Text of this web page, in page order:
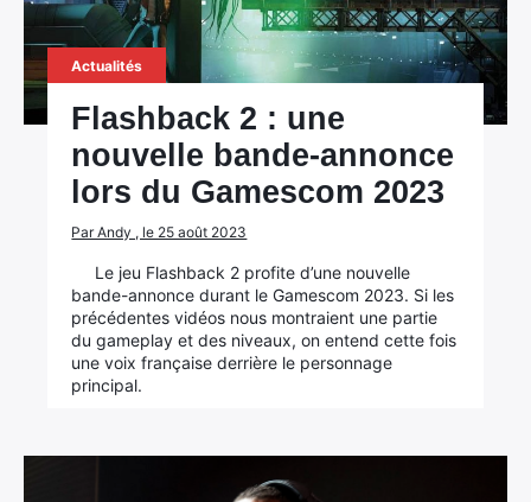
Actualités
Flashback 2 : une
nouvelle bande-annonce
lors du Gamescom 2023
Par Andy , le 25 août 2023
Le jeu Flashback 2 profite d’une nouvelle
bande-annonce durant le Gamescom 2023. Si les
précédentes vidéos nous montraient une partie
du gameplay et des niveaux, on entend cette fois
une voix française derrière le personnage
principal.